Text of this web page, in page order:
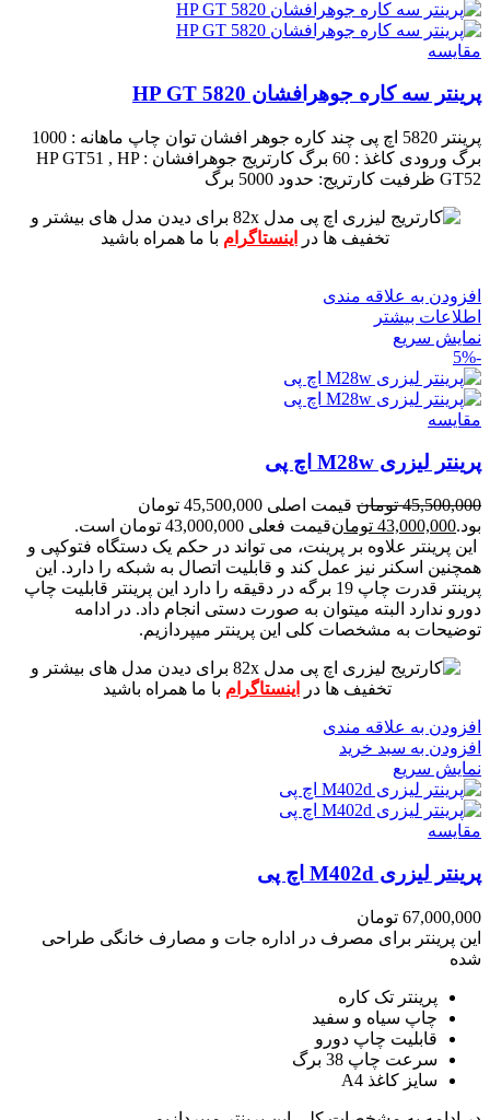
مقايسه
پرینتر سه کاره جوهرافشان HP GT 5820
پرینتر 5820 اچ پی چند کاره جوهر افشان
توان چاپ ماهانه : 1000
برگ ورودی کاغذ : 60 برگ
کارتریج جوهرافشان : HP GT51 , HP
GT52 ظرفیت کارتریج: حدود 5000 برگ
برای دیدن مدل های بیشتر و
تخفیف ها در
اینستاگرام با ما همراه باشید
افزودن به علاقه مندی
اطلاعات بیشتر
نمایش سریع
-5%
مقايسه
پرینتر لیزری M28w اچ پی
45,500,000 تومان
قیمت اصلی 45,500,000 تومان
بود.43,000,000 تومانقیمت فعلی 43,000,000 تومان است.
این پرینتر علاوه بر پرینت، می تواند در حکم یک دستگاه فتوکپی و
همچنین اسکنر نیز عمل کند و قابلیت اتصال به شبکه را دارد. این
پرینتر قدرت چاپ 19 برگه در دقیقه را دارد
این پرینتر قابلیت چاپ
دورو ندارد البته میتوان به صورت دستی انجام داد. در ادامه
توضیحات به مشخصات کلی این پرینتر میپردازیم.
برای دیدن مدل های بیشتر و
تخفیف ها در
اینستاگرام با ما همراه باشید
افزودن به علاقه مندی
افزودن به سبد خرید
نمایش سریع
مقايسه
پرینتر لیزری M402d اچ پی
67,000,000 تومان
این پرینتر برای مصرف در اداره جات و مصارف خانگی طراحی
شده
پرینتر تک کاره
چاپ سیاه و سفید
قابلیت چاپ دورو
سرعت چاپ 38 برگ
سایز کاغذ A4